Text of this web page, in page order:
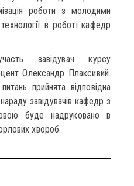
роботи з молодими
в роботі кафедр
завідувач курсу
Олександр Плаксивий.
прийнята відповідна
завідувачів кафедр з
буде надруковано в
хвороб.